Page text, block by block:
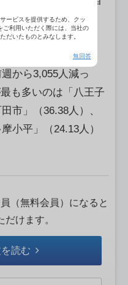
17.80人だった。
から3,055人減っ
も多いのは「八王子
市」（36.38人）、
小平」（24.13人）
（無料会員）になると
けます。
読む
ービスを提供するため、クッ
ご利用いただく際には、当社の
だいたものとみなします。
無回答